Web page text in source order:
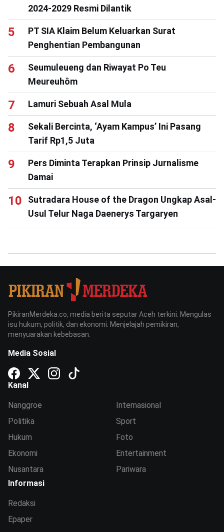
2024-2029 Resmi Dilantik
PT SIA Klaim Belum Keluarkan Surat
Penghentian Pembangunan
Seumuleueng dan Riwayat Po Teu
Meureuhôm
Lamuri Sebuah Asal Mula
Sekali Bercinta, ‘Ayam Kampus’ Ini Pasang
Tarif Rp1,5 Juta
Pers Diminta Terapkan Prinsip Jurnalisme
Damai
Sutradara House of the Dragon Ungkap Asal-
Usul Telur Naga Daenerys Targaryen
PikiranMerdeka.co, media berita seputar Aceh terkini. Mengulas
isu hukum, politik, dan ekonomi. Menjelajah pemikiran,
menyuarakan kebebasan.
Media Sosial
Kanal
Nanggroe
Politika
Hukum
Ekonomi
Nusantara
Internasional
Sport
Foto
Entertainment
Pariwara
Informasi
Redaksi
Epaper